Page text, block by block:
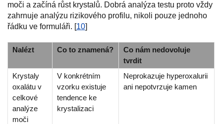
moči a začíná růst krystalů. Dobrá analýza testu proto vždy
zahrnuje analýzu rizikového profilu, nikoli pouze jednoho
řádku ve formuláři. [10]
Nalézt Co to znamená?
Co nám nedovoluje
tvrdit
Krystaly
oxalátu v
celkové
analýze
moči
V konkrétním
vzorku existuje
tendence ke
krystalizaci
Neprokazuje hyperoxalurii
ani nepotvrzuje kamen